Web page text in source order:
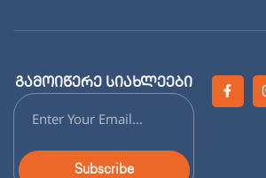
გამოიწერე სიახლეები
Subscribe